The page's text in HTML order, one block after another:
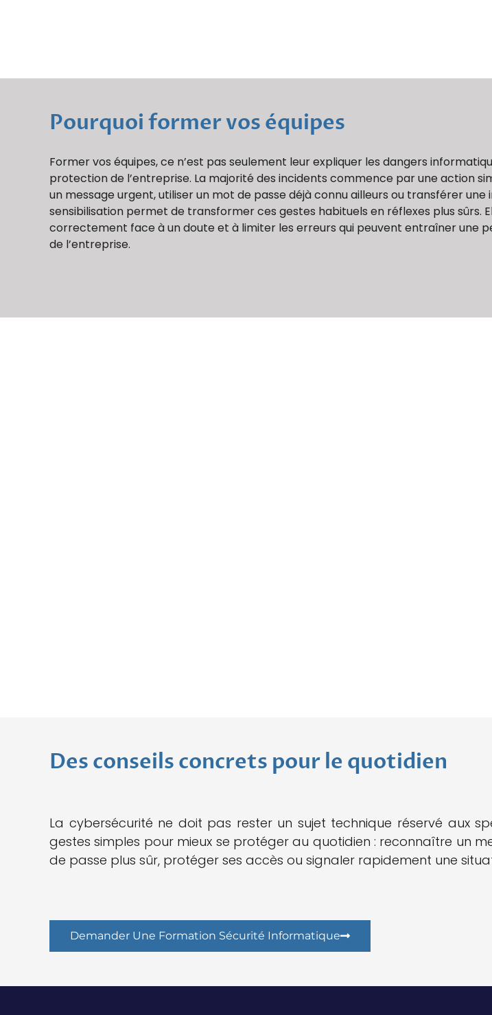
Pourquoi former vos équipes
Former vos équipes, ce n’est pas seulement leur expliquer les dangers
protection de l’entreprise. La majorité des incidents commence par une action
un message urgent, utiliser un mot de passe déjà connu ailleurs ou transférer
sensibilisation permet de transformer ces gestes habituels en réflexes plus
correctement face à un doute et à limiter les erreurs qui peuvent entraîner une
de l’entreprise.
Des conseils concrets pour le quotidien
La cybersécurité ne doit pas rester un sujet technique réservé aux
gestes simples pour mieux se protéger au quotidien : reconnaître un
de passe plus sûr, protéger ses accès ou signaler rapidement une
Demander Une Formation Sécurité Informatique